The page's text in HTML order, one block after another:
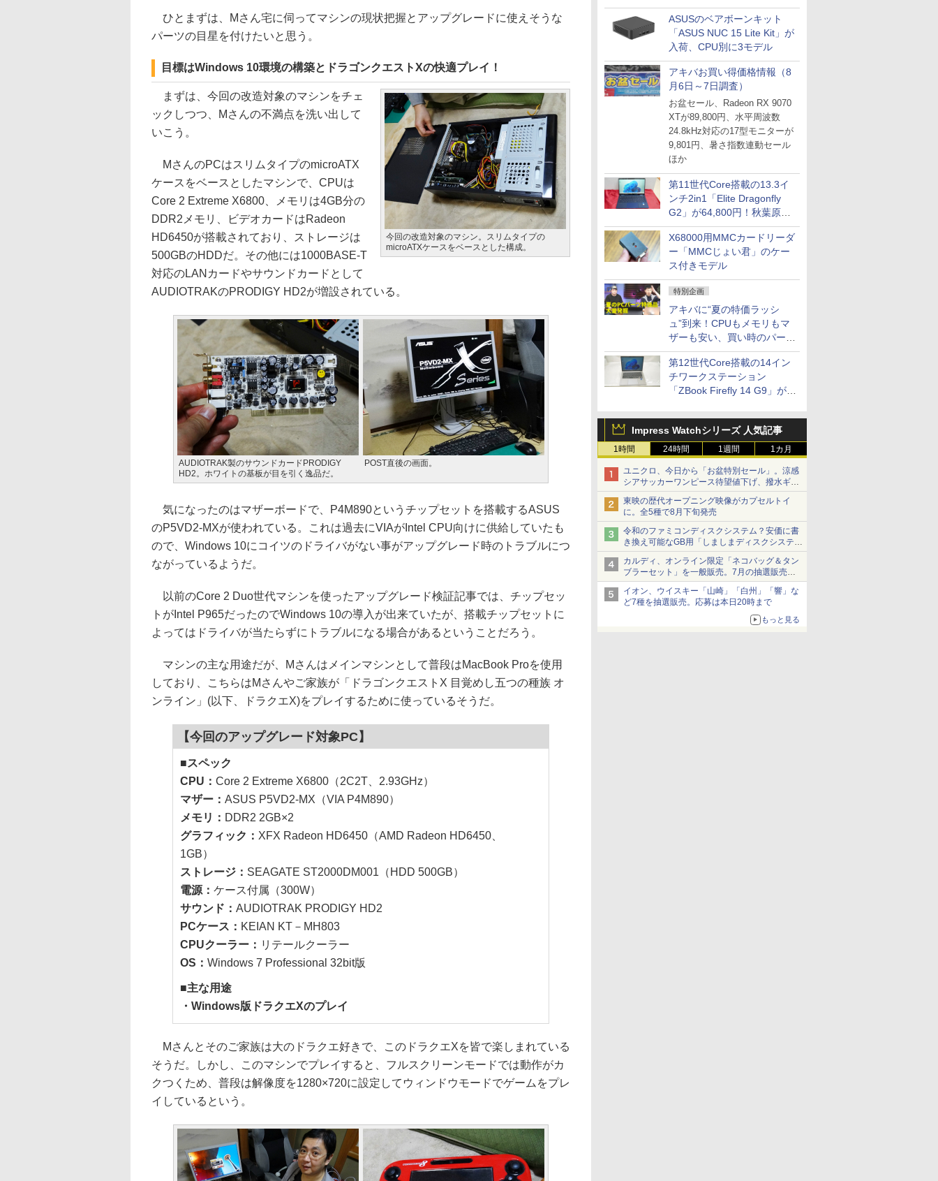
PCセール
ASUSのベアボーンキット
「ASUS NUC 15 Lite Kit」が
入荷、CPU別に3モデル
アキバお買い得価格情報（8
月6日～7日調査）
お盆セール、Radeon RX 9070
XTが89,800円、水平周波数
24.8kHz対応の17型モニターが
9,801円、暑さ指数連動セール
ほか
第11世代Core搭載の13.3イ
ンチ2in1「Elite Dragonfly
G2」が64,800円！秋葉原で
中古PCセール
X68000用MMCカードリーダ
ー「MMCじょい君」のケー
ス付きモデル
特別企画
アキバに“夏の特価ラッシ
ュ”到来！CPUもメモリもマ
ザーも安い、買い時のパーツ
は？【8月7日(金)22時配信】
第12世代Core搭載の14イン
チワークステーション
「ZBook Firefly 14 G9」が
セール
Impress Watchシリーズ 人気記事
1時間 24時間 1週間 1カ月
ユニクロ、今日から「お盆特別セール」。涼感
シアサッカーワンピース待望値下げ、撥水ギア
ショーツは1990円に
東映の歴代オープニング映像がカプセルトイ
に。全5種で8月下旬発売
令和のファミコンディスクシステム？安価に書
き換え可能なGB用「しましまディスクシステ
ム」
カルディ、オンライン限定「ネコバッグ＆タン
ブラーセット」を一般販売。7月の抽選販売の
当選無効分
イオン、ウイスキー「山崎」「白州」「響」な
ど7種を抽選販売。応募は本日20時まで
もっと見る
ひとまずは、Mさん宅に伺ってマシンの現状把握とアップグレードに使えそうな
パーツの目星を付けたいと思う。
目標はWindows 10環境の構築とドラゴンクエストXの快適プレイ！
今回の改造対象のマシン。スリムタイプの
microATXケースをベースとした構成。
まずは、今回の改造対象のマシンをチェ
ックしつつ、Mさんの不満点を洗い出して
いこう。
MさんのPCはスリムタイプのmicroATX
ケースをベースとしたマシンで、CPUは
Core 2 Extreme X6800、メモリは4GB分の
DDR2メモリ、ビデオカードはRadeon
HD6450が搭載されており、ストレージは
500GBのHDDだ。その他には1000BASE-T
対応のLANカードやサウンドカードとして
AUDIOTRAKのPRODIGY HD2が増設されている。
AUDIOTRAK製のサウンドカードPRODIGY
HD2。ホワイトの基板が目を引く逸品だ。
POST直後の画面。
気になったのはマザーボードで、P4M890というチップセットを搭載するASUS
のP5VD2-MXが使われている。これは過去にVIAがIntel CPU向けに供給していたも
ので、Windows 10にコイツのドライバがない事がアップグレード時のトラブルにつ
ながっているようだ。
以前のCore 2 Duo世代マシンを使ったアップグレード検証記事では、チップセッ
トがIntel P965だったのでWindows 10の導入が出来ていたが、搭載チップセットに
よってはドライバが当たらずにトラブルになる場合があるということだろう。
マシンの主な用途だが、Mさんはメインマシンとして普段はMacBook Proを使用
しており、こちらはMさんやご家族が「ドラゴンクエストX 目覚めし五つの種族 オ
ンライン」(以下、ドラクエX)をプレイするために使っているそうだ。
【今回のアップグレード対象PC】
■スペック
CPU： Core 2 Extreme X6800（2C2T、2.93GHz）
マザー： ASUS P5VD2-MX（VIA P4M890）
メモリ： DDR2 2GB×2
グラフィック： XFX Radeon HD6450（AMD Radeon HD6450、
1GB）
ストレージ： SEAGATE ST2000DM001（HDD 500GB）
電源： ケース付属（300W）
サウンド： AUDIOTRAK PRODIGY HD2
PCケース： KEIAN KT－MH803
CPUクーラー： リテールクーラー
OS： Windows 7 Professional 32bit版
■主な用途
・Windows版ドラクエXのプレイ
Mさんとそのご家族は大のドラクエ好きで、このドラクエXを皆で楽しまれている
そうだ。しかし、このマシンでプレイすると、フルスクリーンモードでは動作がカ
クつくため、普段は解像度を1280×720に設定してウィンドウモードでゲームをプレ
イしているという。